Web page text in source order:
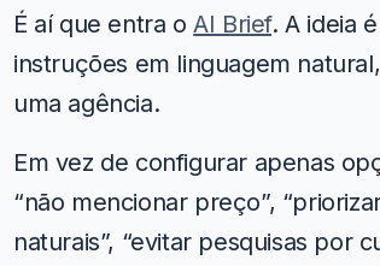
É aí que entra oAI Brief. A ideia
instruções em linguagem
uma agência.
Em vez de configurar apenas
“não mencionar preço”,
naturais”, “evitar pesquisas por